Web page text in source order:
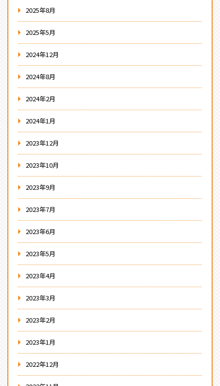
2025年8月
2025年5月
2024年12月
2024年8月
2024年2月
2024年1月
2023年12月
2023年10月
2023年9月
2023年7月
2023年6月
2023年5月
2023年4月
2023年3月
2023年2月
2023年1月
2022年12月